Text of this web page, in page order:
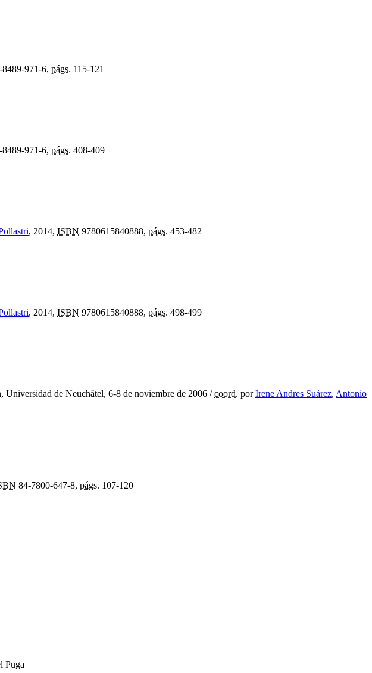
971-6, págs. 115-121
971-6, págs. 408-409
, 2014, ISBN 9780615840888, págs. 453-482
, 2014, ISBN 9780615840888, págs. 498-499
de Neuchâtel, 6-8 de noviembre de 2006 /coord. porIrene Andres Suárez, Antonio
84-7800-647-8, págs. 107-120
Puga